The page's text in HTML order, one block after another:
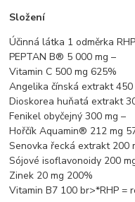
Složení
Účinná látka 1 odměrka
PEPTAN B® 5 000 mg –
Vitamin C 500 mg 625%
Angelika čínská extrakt 450
Dioskorea huňatá extrakt
Fenikel obyčejný 300 mg –
Hořčík Aquamin® 212 mg
Senovka řecká extrakt 200
Sójové isoflavonoidy 200
Zinek 20 mg 200%
Vitamin B7 100 br>*RHP =